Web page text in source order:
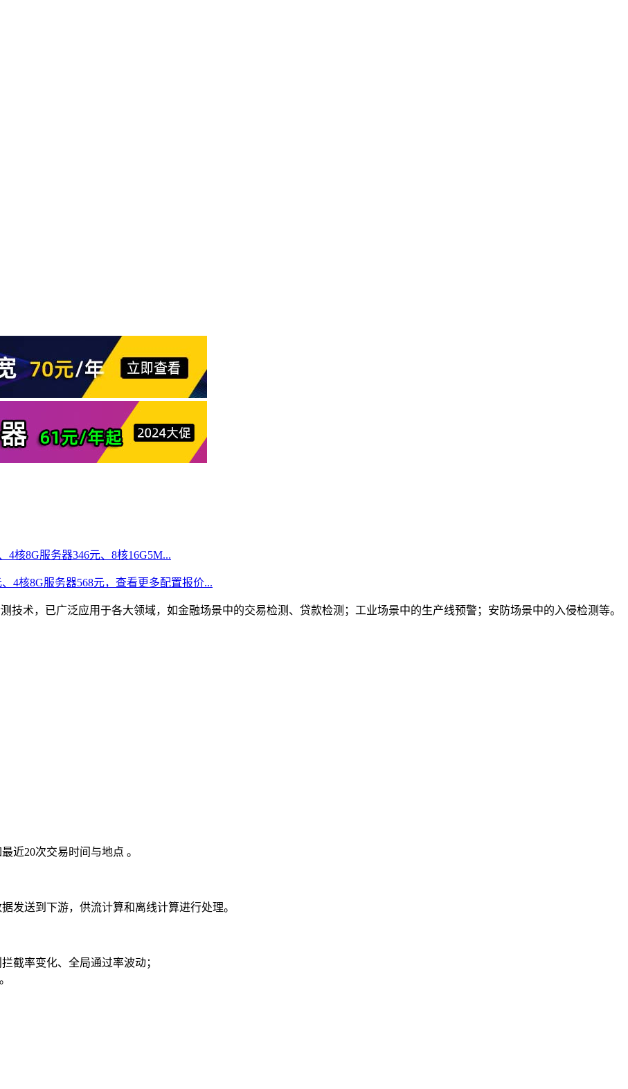
4核8G服务器346元、8核16G5M...
4核8G服务器568元，查看更多配置报价...
技术，已广泛应用于各大领域，如金融场景中的交易检测、贷款检测；工业场景中的生产线预警；安防场景中的入侵检测等。
近20次交易时间与地点 。
发送到下游，供流计算和离线计算进行处理。
截率变化、全局通过率波动；